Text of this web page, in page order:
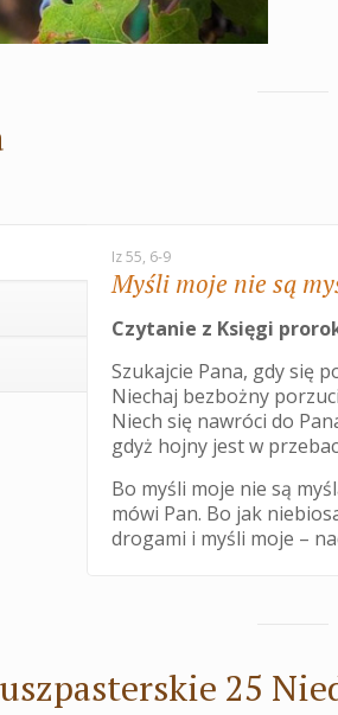
Iz 55, 6-9
Myśli moje nie są
Czytanie z Księgi
Szukajcie Pana, gdy się
Niechaj bezbożny
Niech się nawróci do
gdyż hojny jest w
Bo myśli moje nie są
mówi Pan. Bo jak
drogami i myśli moje –
25